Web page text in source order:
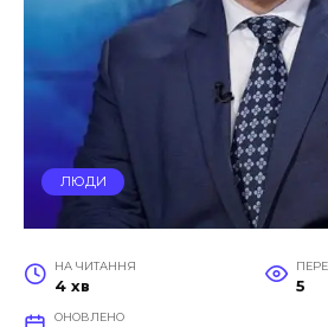
ЛЮДИ
НА ЧИТАННЯ
4 хв 5
ОНОВЛЕНО